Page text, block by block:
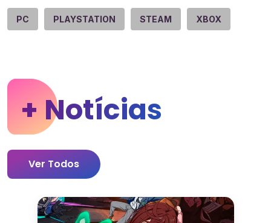
PC PLAYSTATION STEAM XBOX
+ Notícias
Ver Todos